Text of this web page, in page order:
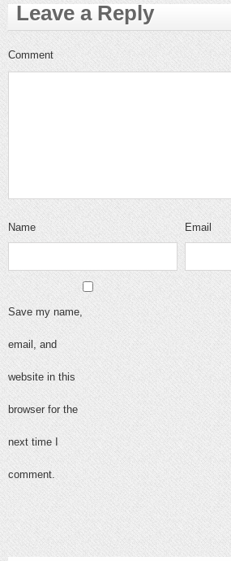
Leave a Reply
Comment
Name Email
Save my name,
email, and
website in this
browser for the
next time I
comment.